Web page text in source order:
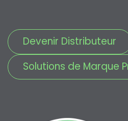
Devenir Distributeur
Solutions de Marque